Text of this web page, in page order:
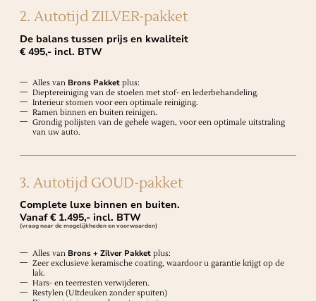
2. Autotijd ZILVER-pakket
De balans tussen prijs en kwaliteit
€ 495,- incl. BTW
Alles van Brons Pakketplus:
Dieptereiniging van de stoelen met stof- en lederbehandeling.
Interieur stomen voor een optimale reiniging.
Ramen binnen en buiten reinigen.
Grondig polijsten van de gehele wagen, voor een optimale uitstraling
van uw auto.
3. Autotijd GOUD-pakket
Complete luxe binnen en buiten.
Vanaf € 1.495,- incl. BTW
(vraag naar de mogelijkheden en voorwaarden)
Alles van Brons + Zilver Pakketplus:
Zeer exclusieve keramische coating, waardoor u garantie krijgt op de
lak.
Hars- en teerresten verwijderen.
Restylen (UItdeuken zonder spuiten)